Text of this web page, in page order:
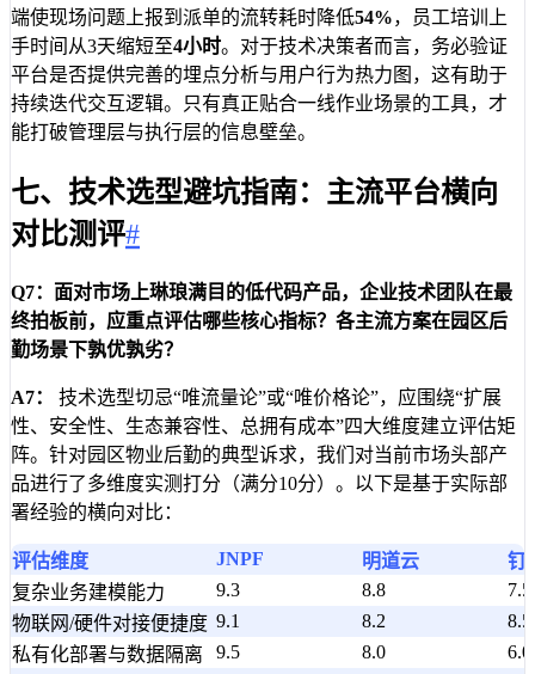
端使现场问题上报到派单的流转耗时降低54%，员工培训上
手时间从3天缩短至4小时。对于技术决策者而言，务必验证
平台是否提供完善的埋点分析与用户行为热力图，这有助于
持续迭代交互逻辑。只有真正贴合一线作业场景的工具，才
能打破管理层与执行层的信息壁垒。
七、技术选型避坑指南：主流平台横向
对比测评#
Q7：面对市场上琳琅满目的低代码产品，企业技术团队在最
终拍板前，应重点评估哪些核心指标？各主流方案在园区后
勤场景下孰优孰劣？
A7：
技术选型切忌“唯流量论”或“唯价格论”，应围绕“扩展
性、安全性、生态兼容性、总拥有成本”四大维度建立评估矩
阵。针对园区物业后勤的典型诉求，我们对当前市场头部产
品进行了多维度实测打分（满分10分）。以下是基于实际部
署经验的横向对比：
评估维度 JNPF 明道云
钉
复杂业务建模能力
9.3 8.8
7.5
物联网/硬件对接便捷度 9.1 8.2
8.5
私有化部署与数据隔离
9.5 8.0
6.0